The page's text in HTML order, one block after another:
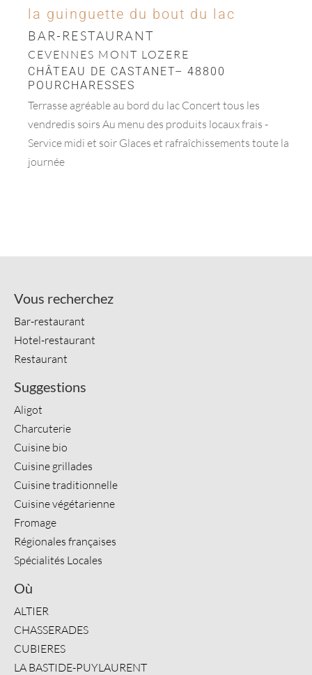
la guinguette du bout du lac
BAR-RESTAURANT
CEVENNES MONT LOZERE
CHÂTEAU DE CASTANET– 48800
POURCHARESSES
Terrasse agréable au bord du lac Concert tous les
vendredis soirs Au menu des produits locaux frais -
Service midi et soir Glaces et rafraîchissements toute la
journée
Vous recherchez
Bar-restaurant
Hotel-restaurant
Restaurant
Suggestions
Aligot
Charcuterie
Cuisine bio
Cuisine grillades
Cuisine traditionnelle
Cuisine végétarienne
Fromage
Régionales françaises
Spécialités Locales
Où
ALTIER
CHASSERADES
CUBIERES
LA BASTIDE-PUYLAURENT